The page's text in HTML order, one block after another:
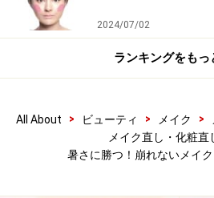
http://www.eshop.jillstuart-
cmId=888
ラスティングアイライナー
2024/07/02
ランキングをもっ
All About > ビューティ > メイク >
メイク直し・化粧直
暑さに勝つ！崩れないメイ